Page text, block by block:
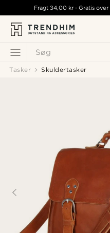
Søg
Fragt34,00 kr - Gratis over
Tasker Skuldertasker